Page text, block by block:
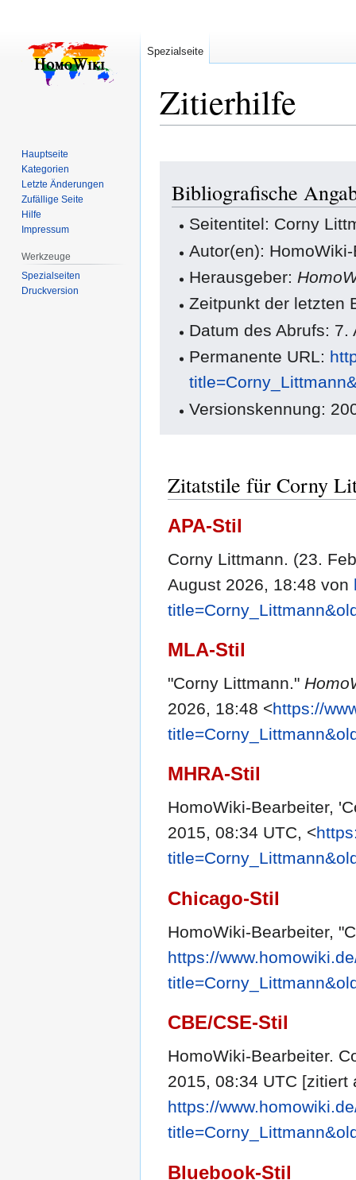
Zitierhilfe
Navigation
springen
Suche
springen
Bibliografische
Seitentitel: Corny
Autor(en):
Herausgeber:
Zeitpunkt der letzten
Datum des Abrufs:
Permanente URL:
Versionskennung:
Zitatstile für Corny
APA-Stil
Corny Littmann. (23.
August 2026, 18:48 von
MLA-Stil
"Corny Littmann."
2026, 18:48 <https://
MHRA-Stil
HomoWiki-Bearbeiter,
2015, 08:34 UTC, <
Chicago-Stil
HomoWiki-Bearbeiter,
https://
CBE/CSE-Stil
HomoWiki-Bearbeiter.
2015, 08:34 UTC [zitiert
https://
Bluebook-Stil
Spezialseite
Hauptseite
Kategorien
Letzte Änderungen
Zufällige Seite
Hilfe
Impressum
Werkzeuge
Spezialseiten
Druckversion